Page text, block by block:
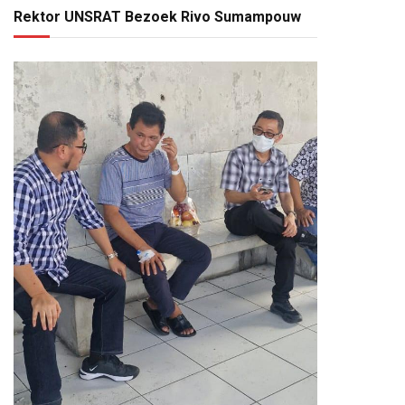
Rektor UNSRAT Bezoek Rivo Sumampouw